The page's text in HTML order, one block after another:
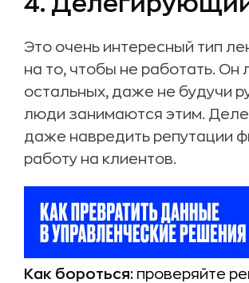
Это очень интересный тип
на то, чтобы не работать.
остальных, даже не будучи
люди занимаются этим.
даже навредить репутации
работу на клиентов.
Как бороться: проверяйте